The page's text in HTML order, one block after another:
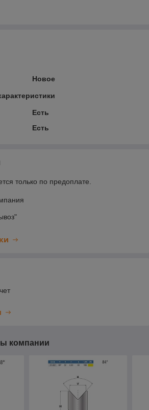
Новое
Есть
Есть
только по предоплате.
компании